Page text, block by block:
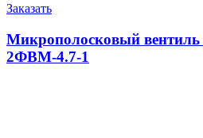
Заказать
Микрополосковый вентиль
2ФВМ-4.7-1